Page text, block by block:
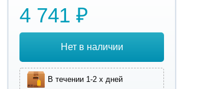
4 741 ₽
Нет в наличии
В течении 1-2 х дней